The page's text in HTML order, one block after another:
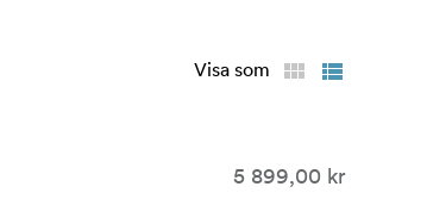
Visa som
5 899,00 kr